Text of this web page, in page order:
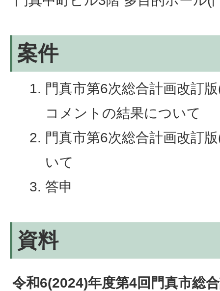
案件
門真市第6次総合計画改訂
コメントの結果について
門真市第6次総合計画改訂
いて
答申
資料
令和6(2024)年度第4回門真市総